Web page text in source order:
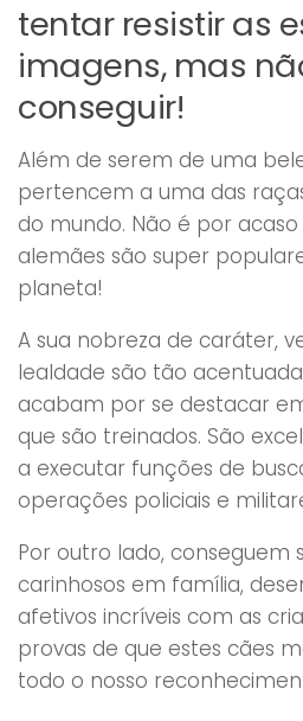
tentar resistir as
imagens, mas
conseguir!
Além de serem de uma
pertencem a uma das
do mundo. Não é por
alemães são super
planeta!
A sua nobreza de caráter,
lealdade são tão
acabam por se destacar
que são treinados. São
a executar funções de
operações policiais e
Por outro lado,
carinhosos em família,
afetivos incríveis com as
provas de que estes cães
todo o nosso